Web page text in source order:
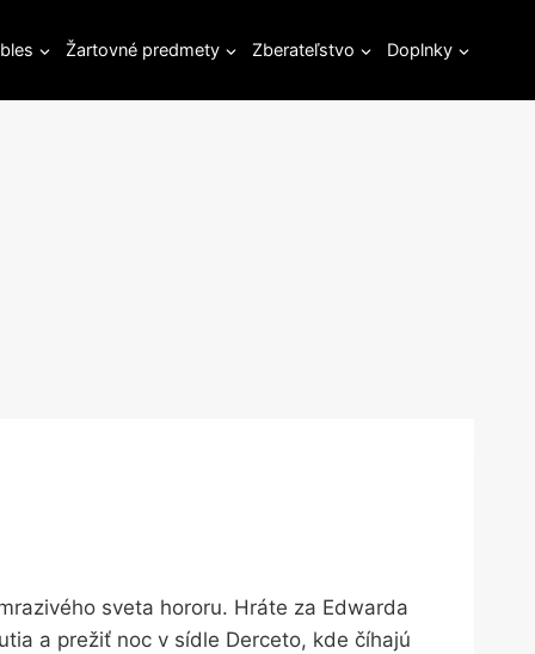
Žartovné predmety Zberateľstvo Doplnky
sveta hororu. Hráte za Edwarda
a prežiť noc v sídle Derceto, kde číhajú